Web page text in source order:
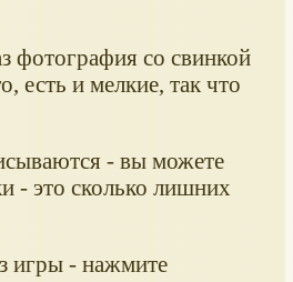
фотография со свинкой
есть и мелкие, так что
- вы можете
- это сколько лишних
игры - нажмите